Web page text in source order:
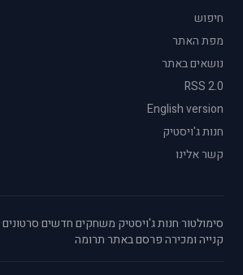
חיפוש
מפת האתר
נושאים באתר
RSS 2.0
English version
חנות ג'ויסטיק
קשר אלינו
סימולטור·חנות ג'ויסטיק·משחקים חדשים·סרטונים·
קנייה ומכירה·פרסם באתר·תרומה